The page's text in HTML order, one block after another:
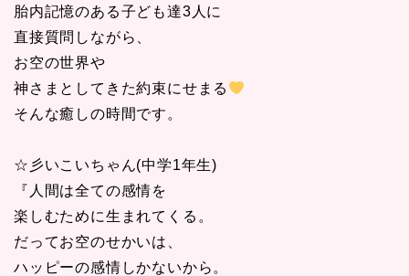
胎内記憶のある子ども達3人に
直接質問しながら、
お空の世界や
神さまとしてきた約束にせまる
そんな癒しの時間です。
☆彡いこいちゃん(中学1年生)
『人間は全ての感情を
楽しむために生まれてくる。
だってお空のせかいは、
ハッピーの感情しかないから。